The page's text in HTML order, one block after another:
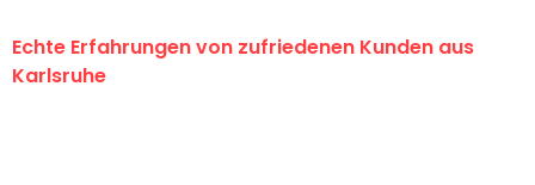
Echte Erfahrungen von zufriedenen Kunden aus
Karlsruhe